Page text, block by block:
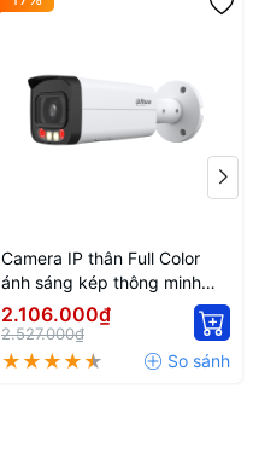
Camera IP thân Full Color
ánh sáng kép thông minh
DH-IPC-HFW2449T-AS-IL
2.106.000₫
2.527.000₫